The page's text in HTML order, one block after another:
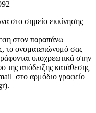
στο σημείο εκκίνησης
στον παραπάνω
το ονοματεπώνυμό σας
υποχρεωτικά στην
της απόδειξης κατάθεσης
στο αρμόδιο γραφείο